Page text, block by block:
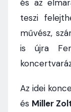
és az
teszi
művész,
is újra
Az idei
és Miller